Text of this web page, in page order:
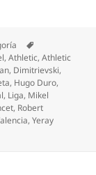
,Athletic,Athletic
, Dimitrievski,
, Hugo Duro,
, Liga, Mikel
, Robert
,Yeray